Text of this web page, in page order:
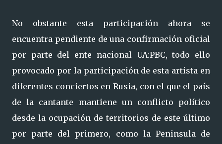
No obstante esta participación ahora se
encuentra pendiente de una confirmación oficial
por parte del ente nacional UA:PBC, todo ello
provocado por la participación de esta artista en
diferentes conciertos en Rusia, con el que el país
de la cantante mantiene un conflicto político
desde la ocupación de territorios de este último
por parte del primero, como la Peninsula de